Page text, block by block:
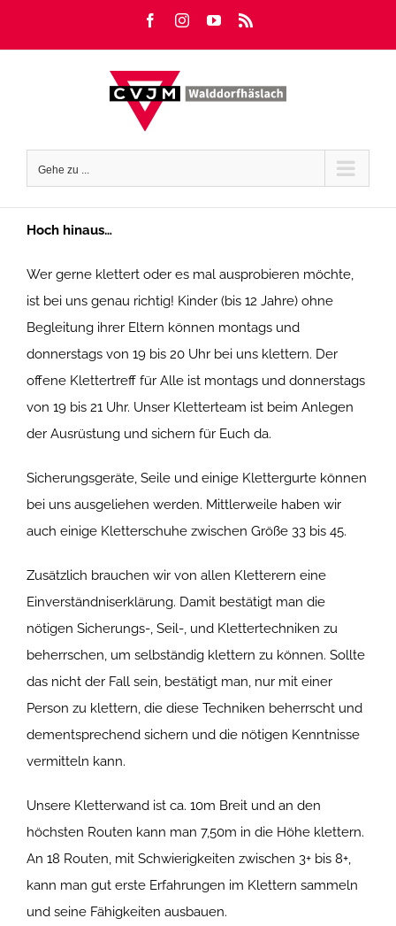
FacebookInstagramYouTube
Gehe zu ...
Hoch hinaus…
Wer gerne klettert oder es mal ausprobieren möchte,
ist bei uns genau richtig! Kinder (bis 12 Jahre) ohne
Begleitung ihrer Eltern können montags und
donnerstags von 19 bis 20 Uhr bei uns klettern. Der
offene Klettertreff für Alle ist montags und donnerstags
von 19 bis 21 Uhr. Unser Kletterteam ist beim Anlegen
der Ausrüstung und sichern für Euch da.
Sicherungsgeräte, Seile und einige Klettergurte können
bei uns ausgeliehen werden. Mittlerweile haben wir
auch einige Kletterschuhe zwischen Größe 33 bis 45.
Zusätzlich brauchen wir von allen Kletterern eine
Einverständniserklärung. Damit bestätigt man die
nötigen Sicherungs-, Seil-, und Klettertechniken zu
beherrschen, um selbständig klettern zu können. Sollte
das nicht der Fall sein, bestätigt man, nur mit einer
Person zu klettern, die diese Techniken beherrscht und
dementsprechend sichern und die nötigen Kenntnisse
vermitteln kann.
Unsere Kletterwand ist ca. 10m Breit und an den
höchsten Routen kann man 7,50m in die Höhe klettern.
An 18 Routen, mit Schwierigkeiten zwischen 3+ bis 8+,
kann man gut erste Erfahrungen im Klettern sammeln
und seine Fähigkeiten ausbauen.